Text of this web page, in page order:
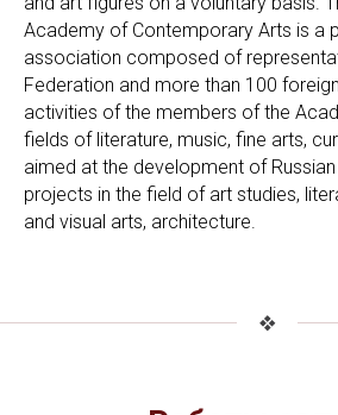
Academy of Contemporary Arts is a
association composed of
Federation and more than 100
activities of the members of the
fields of literature, music, fine arts,
aimed at the development of
projects in the field of art studies,
and visual arts, architecture.